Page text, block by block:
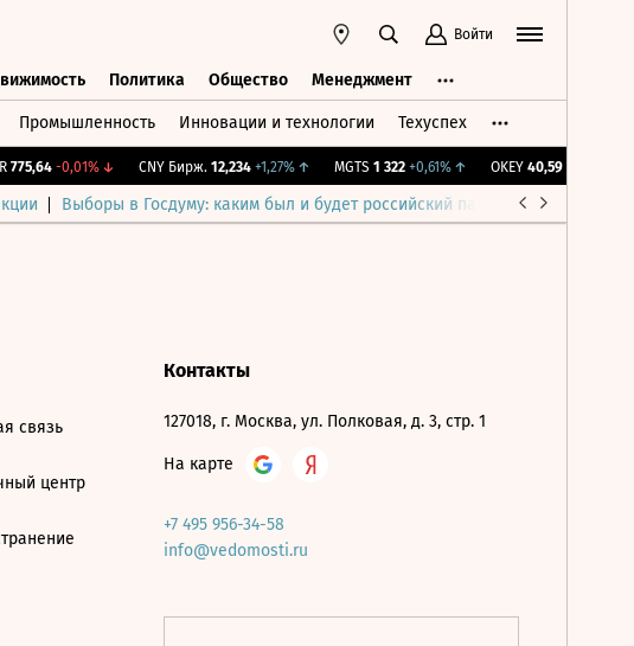
Войти
Политика Общество Менеджмент
Промышленность Инновации и технологии Техуспех
775,64 -0,01%↓ CNY Бирж. 12,234 +1,27%↑ MGTS 1 322 +0,61%↑ OKEY 40,59 -0,29%
Выборы в Госдуму: каким был и будет российский парламент
связь
центр
Контакты
127018, г. Москва, ул. Полковая, д. 3, стр. 1
На карте
+7 495 956-34-58
info@vedomosti.ru